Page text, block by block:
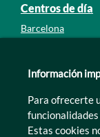
Centros de día
Barcelona
León
Murcia
Tarragona
Información
Para ofrecerte
Estas cookies